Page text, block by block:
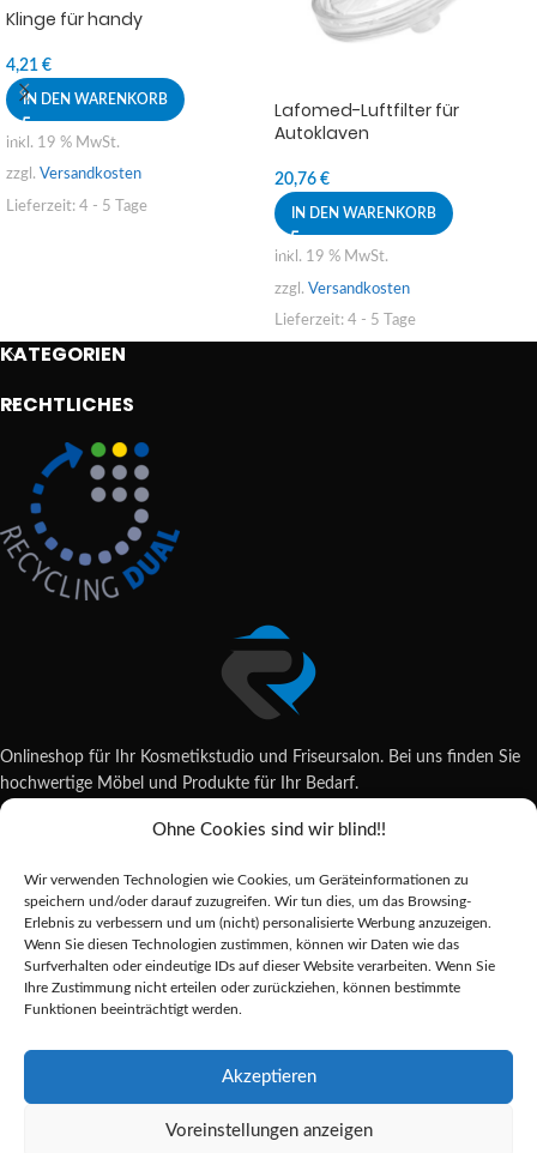
Ohne Cookies sind wir blind!!
Wir verwenden Technologien wie Cookies, um Geräteinformationen zu
speichern und/oder darauf zuzugreifen. Wir tun dies, um das Browsing-
Erlebnis zu verbessern und um (nicht) personalisierte Werbung anzuzeigen.
Wenn Sie diesen Technologien zustimmen, können wir Daten wie das
Surfverhalten oder eindeutige IDs auf dieser Website verarbeiten. Wenn Sie
Ihre Zustimmung nicht erteilen oder zurückziehen, können bestimmte
Funktionen beeinträchtigt werden.
Akzeptieren
Voreinstellungen anzeigen
Klinge für handy
4,21 €
IN DEN WARENKORB
inkl. 19 % MwSt.
zzgl. Versandkosten
Lieferzeit: 4 - 5 Tage
Lafomed-Luftfilter für
Autoklaven
20,76 €
IN DEN WARENKORB
inkl. 19 % MwSt.
zzgl. Versandkosten
Lieferzeit: 4 - 5 Tage
KATEGORIEN
RECHTLICHES
Onlineshop für Ihr Kosmetikstudio und Friseursalon. Bei uns finden Sie
hochwertige Möbel und Produkte für Ihr Bedarf.
Wildsachsener Str. 6, 65207 Wiesbaden
shop@reda-shop.de
REDA SHOP - Hochwertige Studio Ausstattung
2025.
Alle Preise inkl. der gesetzlichen MwSt.
Die durchgestrichenen Preise entsprechen dem bisherigen Preis in diesem
Online-Shop.